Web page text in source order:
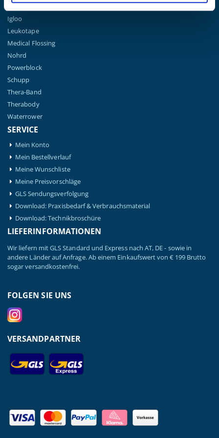
Hansaplast
Igloo
Leukotape
Medical Flossing
Nohrd
Powerblock
Schupp
Thera-Band
Therabody
Waterrower
SERVICE
Mein Konto
Mein Bestellverlauf
Meine Wunschliste
Meine Preisvorschläge
GLS Sendungsverfolgung
Download: Praxisbedarf & Verbrauchsmaterial
Download: Technikbroschüre
LIEFERINFORMATIONEN
Wir liefern mit GLS Standard und Express nach AT, DE - sowie in
andere Länder auf Anfrage. Ab einem Einkaufswert von € 199 Brutto
sogar versandkostenfrei.
FOLGEN SIE UNS
VERSANDPARTNER